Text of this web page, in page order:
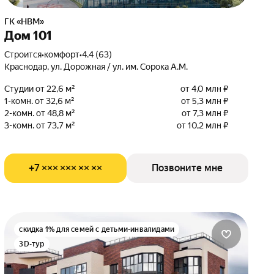
ГК «НВМ»
Дом 101
Строится•комфорт•4.4 (63)
Краснодар, ул. Дорожная / ул. им. Сорока А.М.
Студии от 22,6 м²
от 4,0 млн ₽
1-комн. от 32,6 м²
от 5,3 млн ₽
2-комн. от 48,8 м²
от 7,3 млн ₽
3-комн. от 73,7 м²
от 10,2 млн ₽
+7 ××× ××× ×× ×× Позвоните мне
скидка 1% для семей с детьми-инвалидами
3D-тур